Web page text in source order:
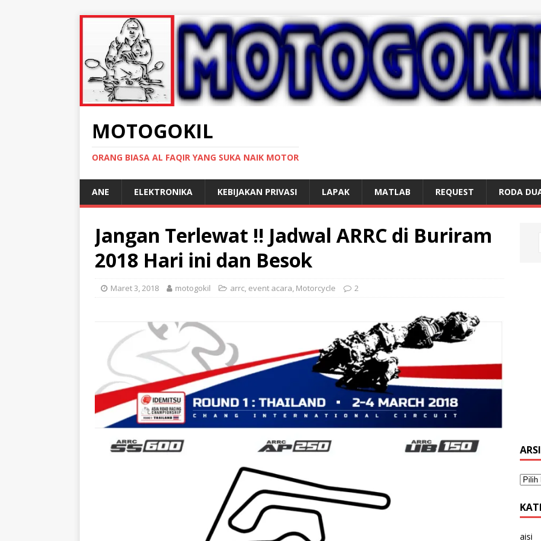
MOTOGOKIL
ORANG BIASA AL FAQIR YANG SUKA NAIK MOTOR
ANE ELEKTRONIKA KEBIJAKAN PRIVASI LAPAK MATLAB REQUEST RODA
Jangan Terlewat !! Jadwal ARRC di Buriram
2018 Hari ini dan Besok
Maret 3, 2018 motogokil arrc, event acara, Motorcycle 2
aisi